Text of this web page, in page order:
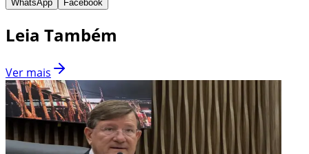
WhatsApp Facebook
Leia Também
Ver mais